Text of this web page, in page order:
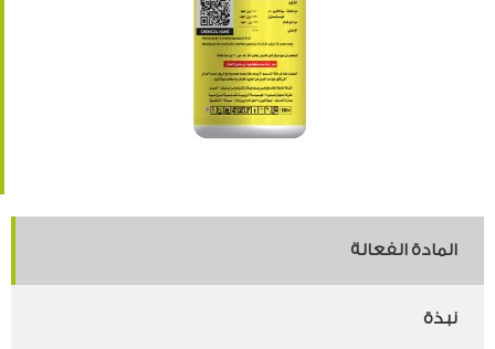
المادة الفعالة
نبذة